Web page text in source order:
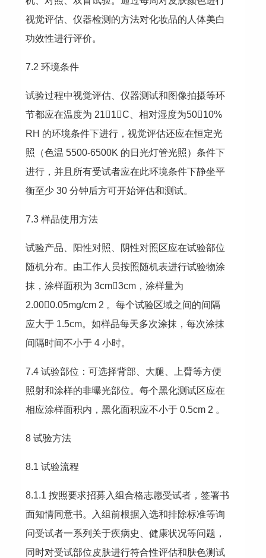
视觉评估、仪器检测的方法对化妆品的人体美白
功效性进行评价。
7.2 环境条件
试验过程中视觉评估、仪器测试和图像拍摄等环
节都应在温度为 211C、相对湿度为5010%
RH 的环境条件下进行，视觉评估还应在恒定光
照（色温 5500-6500K 的日光灯管光照）条件下
进行，并且所有受试者应在此环境条件下静坐平
衡至少 30 分钟后方可开始评估和测试。
7.3 样品使用方法
试验产品、阳性对照、阴性对照区应在试验部位
随机分布。由工作人员按照随机表进行试验物涂
抹，涂样面积为 3cm3cm，涂样量为
2.000.05mg/cm 2 。每个试验区域之间的间隔
应大于 1.5cm。如样品每天多次涂抹，每次涂抹
间隔时间不小于 4 小时。
7.4 试验部位：可选择背部、大腿、上臂等方便
照射和涂样的非曝光部位。每个黑化测试区应在
相应涂样面积内，黑化面积应不小于 0.5cm 2 。
8 试验方法
8.1 试验流程
8.1.1 按照要求招募入组合格志愿受试者，签署书
面知情同意书。入组前根据入选和排除标准等询
问受试者一系列关于疾病史、健康状况等问题，
同时对受试部位皮肤进行符合性评估和肤色测试